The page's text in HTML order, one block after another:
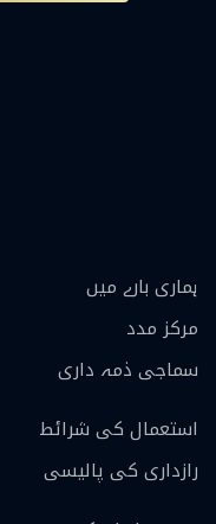
ہماری بارے ميں
مرکز مدد
سماجی ذمہ داری
استعمال کی شرائط
رازداری کی پالیسی